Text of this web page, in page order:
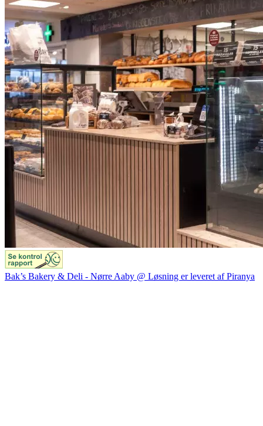
Bak’s Bakery & Deli - Nørre Aaby @ Løsning er leveret af Piranya